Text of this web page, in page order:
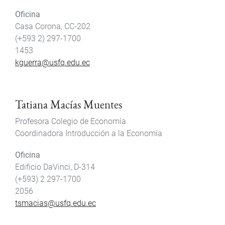
Oficina
Casa Corona, CC-202
(+593 2) 297-1700
1453
kguerra@usfq.edu.ec
Tatiana Macías Muentes
Profesora Colegio de Economía
Coordinadora Introducción a la Economía
Oficina
Edificio DaVinci, D-314
(+593) 2 297-1700
2056
tsmacias@usfq.edu.ec